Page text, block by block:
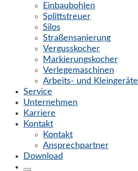
Einbaubohlen
Splittstreuer
Silos
Straßensanierung
Vergusskocher
Markierungskocher
Verlegemaschinen
Arbeits- und Kleingeräte
Service
Unternehmen
Karriere
Kontakt
Kontakt
Ansprechpartner
Download